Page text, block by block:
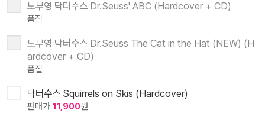
노부영 닥터수스 Dr.Seuss' ABC (Hardcover + CD)
품절
노부영 닥터수스 Dr.Seuss The Cat in the Hat (NEW) (H
ardcover + CD)
품절
닥터수스 Squirrels on Skis (Hardcover)
판매가 11,900원